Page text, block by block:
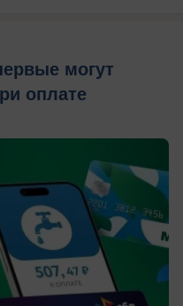
могут
оплате